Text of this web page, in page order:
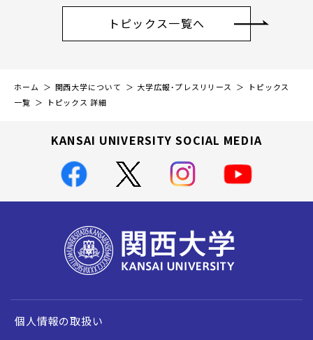
トピックス一覧へ
ホーム 関西大学について 大学広報・プレスリリース
トピックス
一覧
トピックス 詳細
KANSAI UNIVERSITY SOCIAL MEDIA
個人情報の取扱い